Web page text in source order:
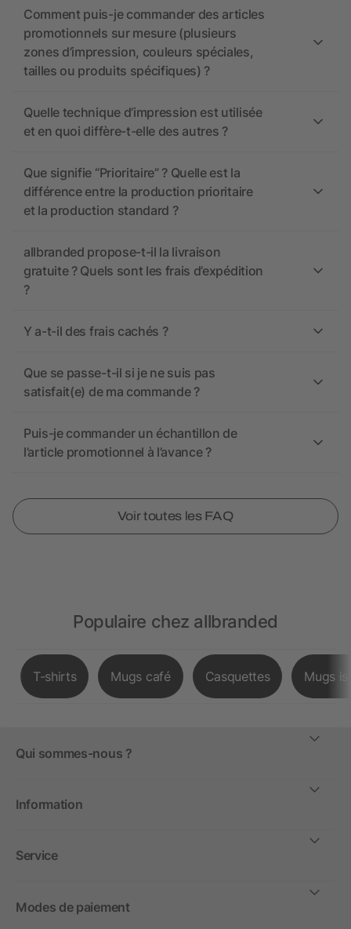
Comment puis-je commander des articles
promotionnels sur mesure (plusieurs
zones d’impression, couleurs spéciales,
tailles ou produits spécifiques) ?
Quelle technique d’impression est utilisée
et en quoi diffère-t-elle des autres ?
Que signifie “Prioritaire” ? Quelle est la
différence entre la production prioritaire
et la production standard ?
allbranded propose-t-il la livraison
gratuite ? Quels sont les frais d’expédition
?
Y a-t-il des frais cachés ?
Que se passe-t-il si je ne suis pas
satisfait(e) de ma commande ?
Puis-je commander un échantillon de
l’article promotionnel à l’avance ?
Voir toutes les FAQ
Populaire chez allbranded
T-shirts Mugs café Casquettes Mugs
Qui sommes-nous ?
Information
Service
Modes de paiement